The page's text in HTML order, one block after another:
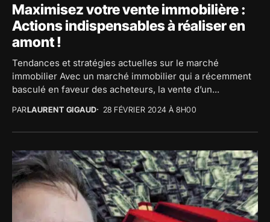
Maximisez votre vente immobilière :
Actions indispensables à réaliser en
amont !
Tendances et stratégies actuelles sur le marché
immobilier Avec un marché immobilier qui a récemment
basculé en faveur des acheteurs, la vente d’un...
PARLAURENT GIGAUD 28 FÉVRIER 2024 À 8H00